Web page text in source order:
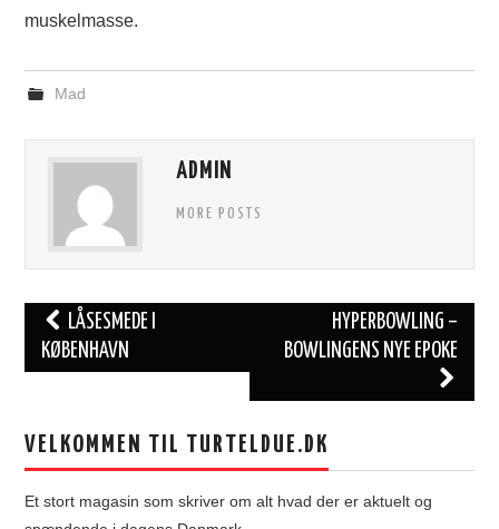
muskelmasse.
Mad
ADMIN
MORE POSTS
Post
navigation
LÅSESMEDE I
KØBENHAVN
HYPERBOWLING –
BOWLINGENS NYE EPOKE
VELKOMMEN TIL TURTELDUE.DK
Et stort magasin som skriver om alt hvad der er aktuelt og